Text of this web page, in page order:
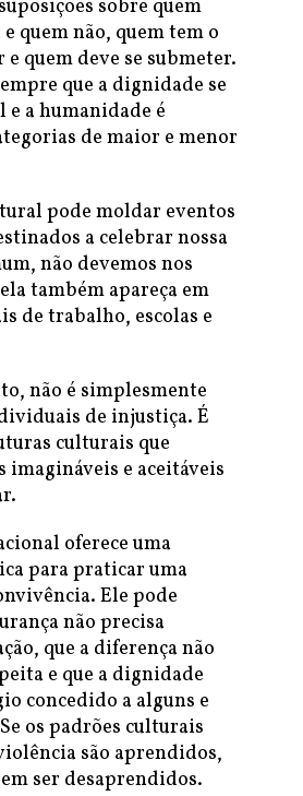
sobre quem
quem não, quem tem o
quem deve se submeter.
que a dignidade se
a humanidade é
de maior e menor
pode moldar eventos
a celebrar nossa
não devemos nos
também apareça em
de trabalho, escolas e
não é simplesmente
de injustiça. É
culturais que
imagináveis e aceitáveis
oferece uma
para praticar uma
Ele pode
não precisa
que a diferença não
e que a dignidade
concedido a alguns e
os padrões culturais
são aprendidos,
ser desaprendidos.